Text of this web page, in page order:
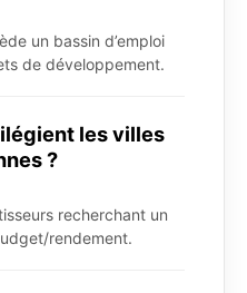
un bassin d’emploi
de développement.
les villes
?
recherchant un
rendement.